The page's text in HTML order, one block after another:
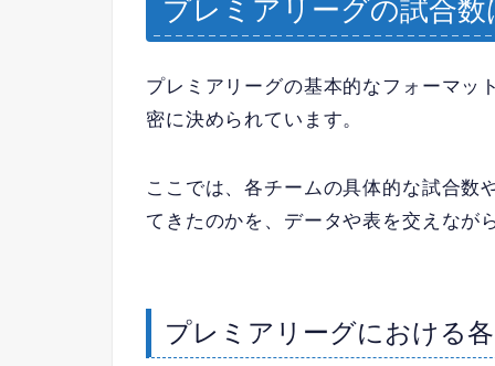
プレミアリーグの試合
プレミアリーグの基本的なフォーマッ
密に決められています。
ここでは、各チームの具体的な試合数
てきたのかを、データや表を交えなが
プレミアリーグにおける